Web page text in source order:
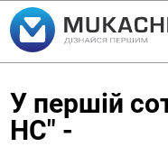
У першій
НС" -